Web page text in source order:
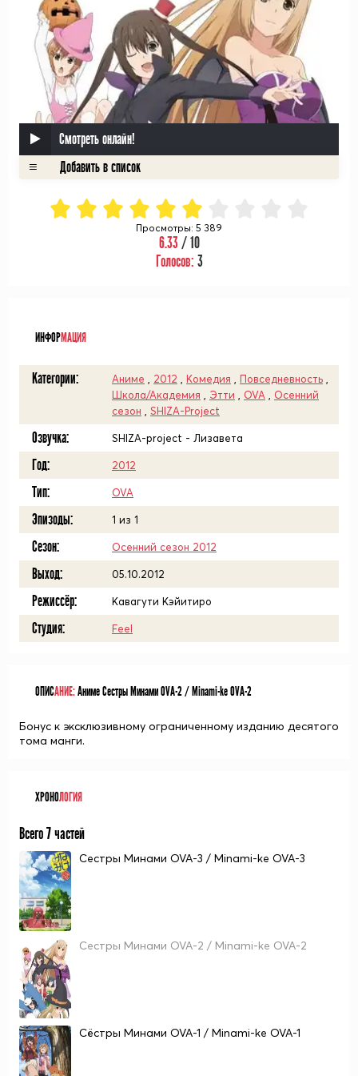
Смотреть онлайн!
Просмотры: 5 389
6.33/ 10
Голосов: 3
ИНФОРМАЦИЯ
Категории: Аниме 2012 Комедия Повседневность
Школа/Академия
Этти OVA
Осенний
сезон
SHIZA-Project
Озвучка: SHIZA-project - Лизавета
Год: 2012
Тип: OVA
Эпизоды: 1 из 1
Сезон: Осенний сезон 2012
Выход: 05.10.2012
Режиссёр: Кавагути Кэйитиро
Студия: Feel
ОПИСАНИЕ:Аниме Сестры Минами OVA-2 / Minami-ke OVA-2
Бонус к эксклюзивному ограниченному изданию десятого
тома манги.
ХРОНОЛОГИЯ
Всего 7 частей
Сестры Минами OVA-3 / Minami-ke OVA-3
Сестры Минами OVA-2 / Minami-ke OVA-2
Сёстры Минами OVA-1 / Minami-ke OVA-1